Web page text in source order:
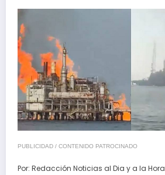
PUBLICIDAD / CONTENIDO PATROCINADO
Por: Redacción Noticias al Dia y a la Hora